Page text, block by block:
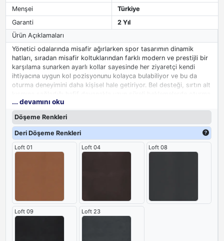
Menşei
Türkiye
Garanti
2 Yıl
Ürün Açıklamaları
Yönetici odalarında misafir ağırlarken spor tasarımın dinamik
hatları, sıradan misafir koltuklarından farklı modern ve prestijli bir
karşılama sunarken ayarlı kollar sayesinde her ziyaretçi kendi
ihtiyacına uygun kol pozisyonunu kolayca bulabiliyor ve bu da
oturma deneyimini daha kişisel hale getiriyor. Bel desteği, sırtın alt
konforunu artırarak ziyaretçilerin rahat etmesini sağlıyor. Yönetici
odasında ağırlanan misafirlere konforlu bir bekleme deneyimi
sunan bu model, ofis dekorasyonunda dikkat çeken ama
gösterişten uzak biryönetici misafir koltuğu olarak öne çıkıyor.
... devamını oku
Döşeme Renkleri
Deri Döşeme Renkleri
Loft 01 Loft 04 Loft 08
Loft 09 Loft 23